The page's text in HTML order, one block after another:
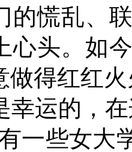
的慌乱、
心头。如
做得红红
运的，在
一些女大